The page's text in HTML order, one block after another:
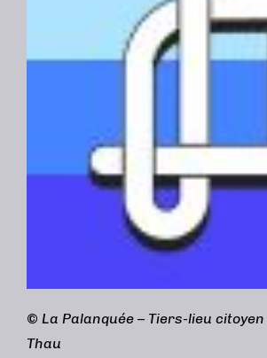
© La Palanquée – Tiers-lieu
Thau